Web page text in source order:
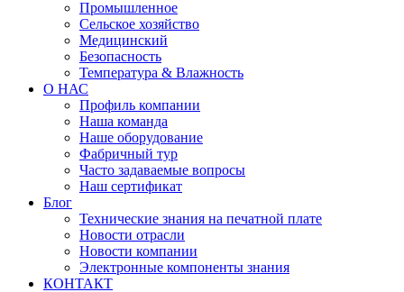
Промышленное
Сельское хозяйство
Медицинский
Безопасность
Температура & Влажность
О НАС
Профиль компании
Наша команда
Наше оборудование
Фабричный тур
Часто задаваемые вопросы
Наш сертификат
Блог
Технические знания на печатной плате
Новости отрасли
Новости компании
Электронные компоненты знания
КОНТАКТ